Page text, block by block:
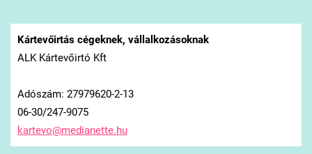
Kártevőirtás cégeknek, vállalkozásoknak
ALK Kártevőirtó Kft
Adószám: 27979620-2-13
06-30/247-9075
kartevo@medianette.hu